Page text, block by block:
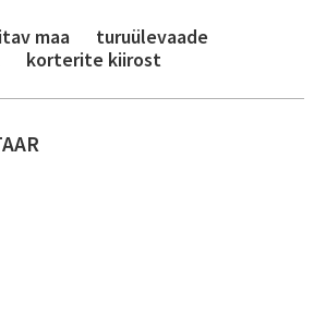
maa
turuülevaade
korterite kiirost